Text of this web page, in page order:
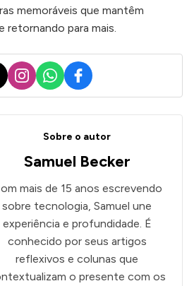
memoráveis que mantêm
retornando para mais.
InstagramWhatsApp
Facebook
Sobre o autor
Samuel Becker
mais de 15 anos escrevendo
sobre tecnologia, Samuel une
experiência e profundidade. É
conhecido por seus artigos
reflexivos e colunas que
o presente com os